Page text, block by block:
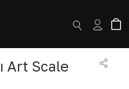
Art Scale